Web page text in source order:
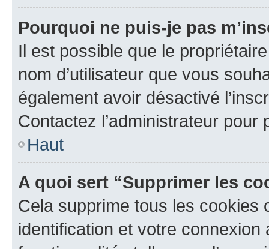
Pourquoi ne puis-je pas
Il est possible que le
nom d’utilisateur que vous
également avoir désactivé
Contactez l’administrateur
Haut
A quoi sert “Supprimer les
Cela supprime tous les cookies
identification et votre